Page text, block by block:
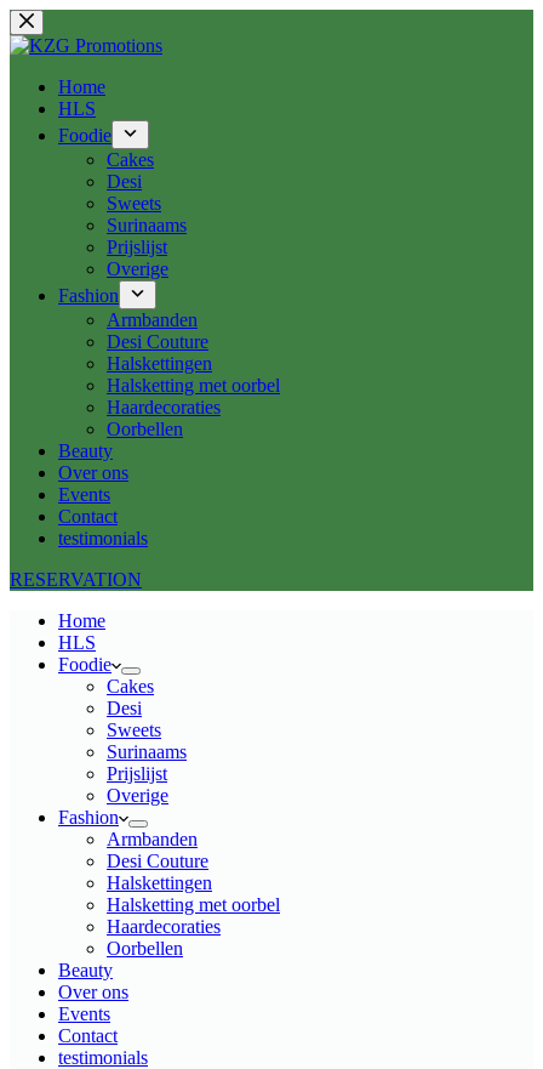
Ga
naar
inhoudHome
HLS
Foodie
Cakes
Desi
Sweets
Surinaams
Prijslijst
Overige
Fashion
Armbanden
Desi Couture
Halskettingen
Halsketting met oorbel
Haardecoraties
Oorbellen
Beauty
Over ons
Events
Contact
testimonials
RESERVATION
Home
HLS
Foodie
Cakes
Desi
Sweets
Surinaams
Prijslijst
Overige
Fashion
Armbanden
Desi Couture
Halskettingen
Halsketting met oorbel
Haardecoraties
Oorbellen
Beauty
Over ons
Events
Contact
testimonials